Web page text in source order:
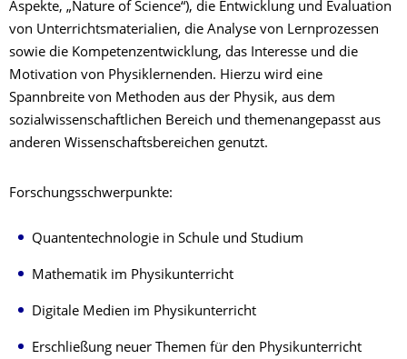
Aspekte, „Nature of Science“), die Entwicklung und Evaluation
von Unterrichtsmaterialien, die Analyse von Lernprozessen
sowie die Kompetenzentwicklung, das Interesse und die
Motivation von Physiklernenden. Hierzu wird eine
Spannbreite von Methoden aus der Physik, aus dem
sozialwissenschaftlichen Bereich und themenangepasst aus
anderen Wissenschaftsbereichen genutzt.
Forschungsschwerpunkte:
Quantentechnologie in Schule und Studium
Mathematik im Physikunterricht
Digitale Medien im Physikunterricht
Erschließung neuer Themen für den Physikunterricht